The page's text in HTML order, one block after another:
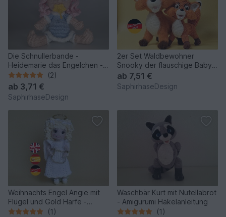
Die Schnullerbande -
Heidemarie das Engelchen -
Amigurumi Häkelanleitung
(2)
ab 3,71 €
SaphirhaseDesign
2er Set Waldbewohner
Snooky der flauschige Baby
Fuchs - Amigurumi Häkeln
ab 7,51 €
SaphirhaseDesign
Weihnachts Engel Angie mit
Flügel und Gold Harfe -
Amigurumi Häkelanleitung
(1)
Waschbär Kurt mit Nutellabrot
- Amigurumi Häkelanleitung
(1)